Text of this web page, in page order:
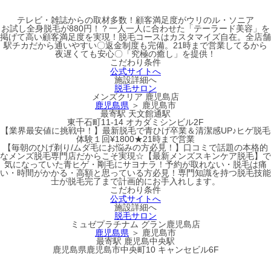
テレビ・雑誌からの取材多数！顧客満足度がウリのル・ソニア
お試し全身脱毛が880円！？一人一人に合わせた「テーラード美容」を
掲げて高い顧客満足度を実現！脱毛コースはカスタマイズ自在。全店舗
駅チカだから通いやすい〇返金制度も完備。21時まで営業してるから
夜遅くても安心〇「究極の癒し」を提供！
こだわり条件
公式サイトへ
施設詳細へ
脱毛サロン
メンズクリア 鹿児島店
鹿児島県 ＞ 鹿児島市
最寄駅 天文館通駅
東千石町11-14 オカダミシンビル2F
【業界最安値に挑戦中！】最新脱毛で青ひげ卒業＆清潔感UP♪ヒゲ脱毛
体験１回¥1800★21時まで営業
【毎朝のひげ剃り/ムダ毛にお悩みの方必見！】口コミで話題の本格的
なメンズ脱毛専門店だからこそ実現☆【最新メンズスキンケア脱毛】で
気になっていた青ヒゲ・剛毛にサヨナラ！予約が取れない・脱毛は痛
い・時間がかかる・高額と思っている方必見！専門知識を持つ脱毛技能
士が脱毛完了まで計画的にお手入れします。
こだわり条件
公式サイトへ
施設詳細へ
脱毛サロン
ミュゼプラチナム グラン鹿児島店
鹿児島県 ＞ 鹿児島市
最寄駅 鹿児島中央駅
鹿児島県鹿児島市中央町10 キャンセビル6F